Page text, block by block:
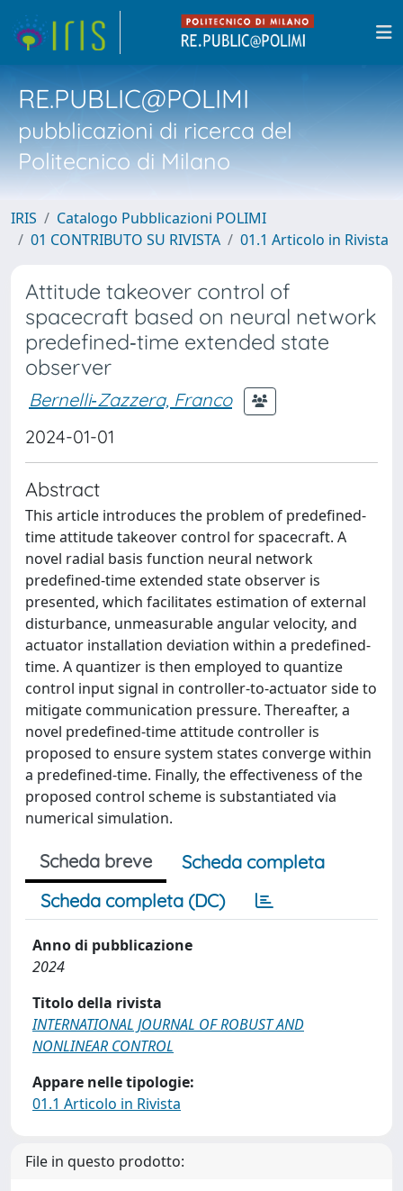
RE.PUBLIC@POLIMI
pubblicazioni di ricerca del
Politecnico di Milano
IRIS
Catalogo Pubblicazioni POLIMI
01 CONTRIBUTO SU RIVISTA
01.1 Articolo in Rivista
Attitude takeover control of
spacecraft based on neural network
predefined‐time extended state
observer
Bernelli‐Zazzera, Franco
2024-01-01
Abstract
This article introduces the problem of predefined-
time attitude takeover control for spacecraft. A
novel radial basis function neural network
predefined-time extended state observer is
presented, which facilitates estimation of external
disturbance, unmeasurable angular velocity, and
actuator installation deviation within a predefined-
time. A quantizer is then employed to quantize
control input signal in controller-to-actuator side to
mitigate communication pressure. Thereafter, a
novel predefined-time attitude controller is
proposed to ensure system states converge within
a predefined-time. Finally, the effectiveness of the
proposed control scheme is substantiated via
numerical simulation.
Scheda breve
Scheda completa
Scheda completa (DC)
Anno di pubblicazione
2024
Titolo della rivista
INTERNATIONAL JOURNAL OF ROBUST AND
NONLINEAR CONTROL
Appare nelle tipologie:
01.1 Articolo in Rivista
File in questo prodotto: